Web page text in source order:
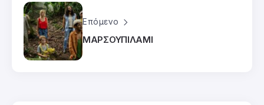
Επόμενο
ΜΑΡΣΟΥΠΙΛΑΜΙ